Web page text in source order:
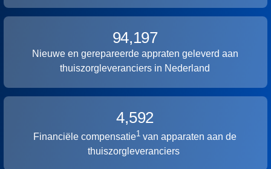
94,197
Nieuwe en gerepareerde appraten geleverd aan
thuiszorgleveranciers in Nederland
4,592
Financiële compensatie1 van apparaten aan de
thuiszorgleveranciers